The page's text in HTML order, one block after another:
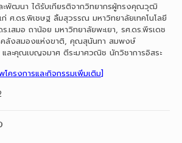
ะพัฒนา ได้รับเกียรติจากวิทยากรผู้ทรงคุณวุฒิ
ศ.ดร.พิเชษฐ ลิ้มสุวรรณ มหาวิทยาลัยเทคโนโลยี
.เสมอ ถาน้อย มหาวิทยาลัยพะเยา, รศ.ดร.พีรเดช
คลังสมองแห่งขาติ, คุณสุนันทา สมพงษ์
ละคุณเบญจมาศ ตีระมาศวณิช นักวิชาการอิสระ
โครงการและกิจกรรมเพิ่มเติม]